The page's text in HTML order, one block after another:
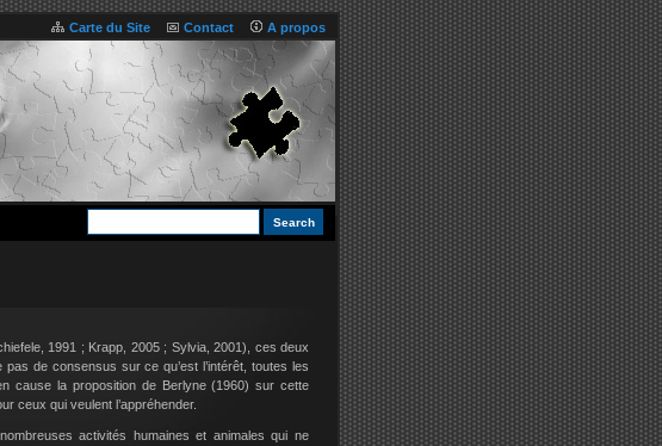
Carte du Site Contact A propos
1991 ; Krapp, 2005 ; Sylvia, 2001), ces deux
de consensus sur ce qu’est l’intérêt, toutes les
cause la proposition de Berlyne (1960) sur cette
ceux qui veulent l’appréhender.
activités humaines et animales qui ne